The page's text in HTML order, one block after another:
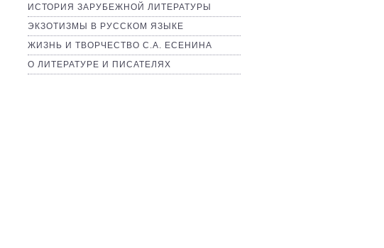
ИСТОРИЯ ЗАРУБЕЖНОЙ ЛИТЕРАТУРЫ
ЭКЗОТИЗМЫ В РУССКОМ ЯЗЫКЕ
ЖИЗНЬ И ТВОРЧЕСТВО С.А. ЕСЕНИНА
О ЛИТЕРАТУРЕ И ПИСАТЕЛЯХ